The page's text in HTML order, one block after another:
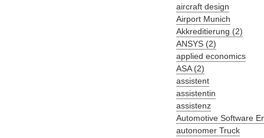
aircraft design
Airport Munich
Akkreditierung (2)
ANSYS (2)
applied economics
ASA (2)
assistent
assistentin
assistenz
Automotive Software
autonomer Truck